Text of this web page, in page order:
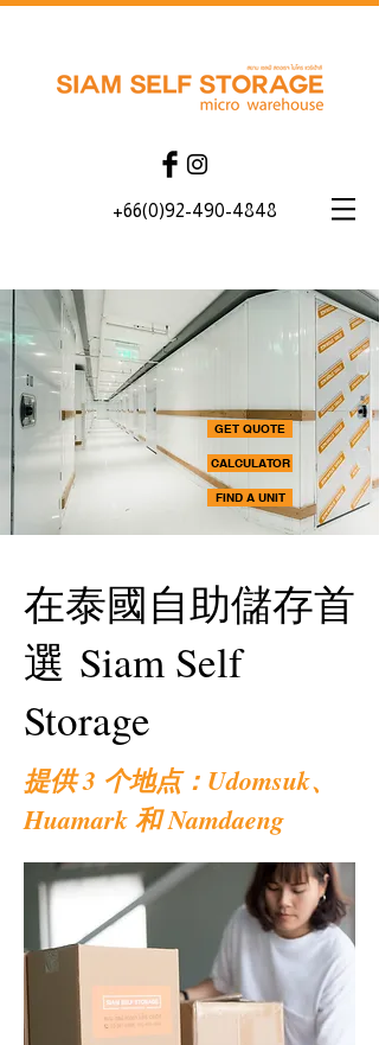
+66(0)92-490-4848
GET QUOTE
CALCULATOR
FIND A UNIT
在泰國自助儲存首
選 Siam Self
Storage
提供 3 个地点：Udomsuk、
Huamark 和 Namdaeng